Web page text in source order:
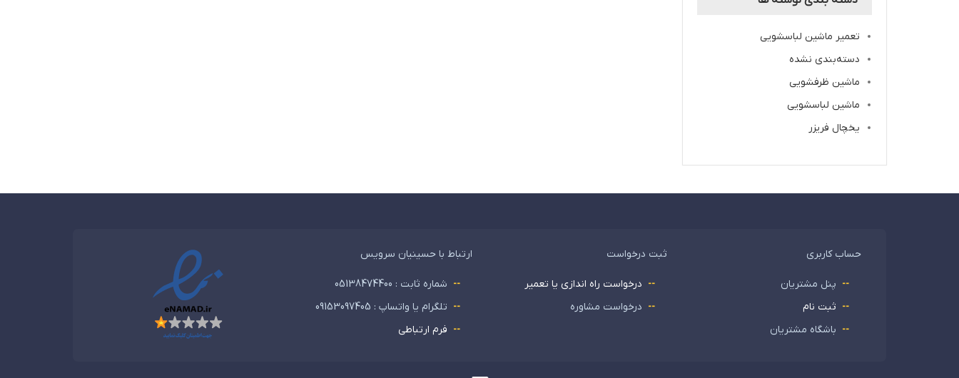
تعمیر ماشین لباسشویی
دسته‌بندی نشده
ماشین ظرفشویی
ماشین لباسشویی
یخچال فریزر
حساب کاربری
پنل مشتریان
ثبت نام
باشگاه مشتریان
ثبت درخواست
درخواست راه اندازی یا تعمیر
درخواست مشاوره
ارتباط با حسینیان سرویس
شماره ثابت : 05138474400
تلگرام یا واتساپ : 09153097405
فرم ارتباطی